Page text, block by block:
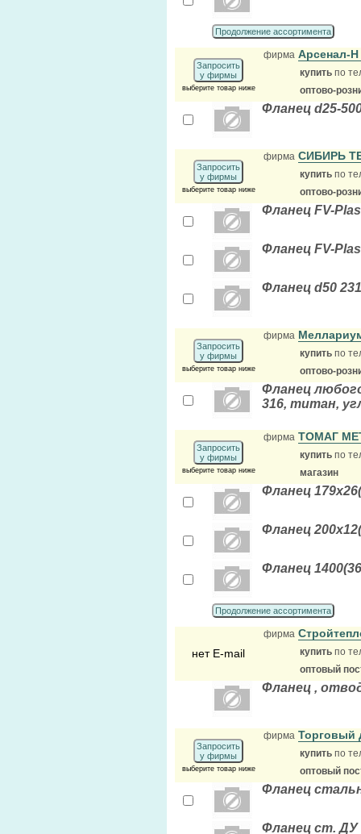
Продолжение ассортимента
Запросить
у фирмы
выберите товар ниже
фирма Арсенал-Н
купить по
оптово-
Фланец d25-
Запросить
у фирмы
выберите товар ниже
фирма СИБИРЬ
купить по
оптово-
Фланец FV-
Фланец FV-
Фланец d50
Запросить
у фирмы
выберите товар ниже
фирма
купить по
оптово-
Фланец
316, титан,
Запросить
у фирмы
выберите товар ниже
фирма ТОМАГ
купить по
магазин
Фланец
Фланец
Фланец
Продолжение ассортимента
нет E-mail
фирма
купить по
оптовый
Фланец ,
Запросить
у фирмы
выберите товар ниже
фирма
купить по
оптовый
Фланец
Фланец ст. ДУ